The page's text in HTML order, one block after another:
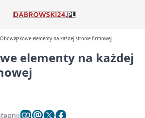
Obowiązkowe elementy na każdej stronie firmowej
elementy na każdej